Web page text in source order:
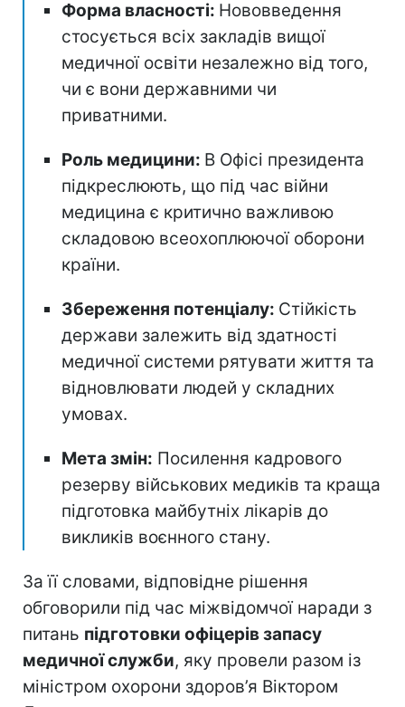
Форма власності: Нововведення
стосується всіх закладів вищої
медичної освіти незалежно від того,
чи є вони державними чи
приватними.
Роль медицини: В Офісі президента
підкреслюють, що під час війни
медицина є критично важливою
складовою всеохоплюючої оборони
країни.
Збереження потенціалу: Стійкість
держави залежить від здатності
медичної системи рятувати життя та
відновлювати людей у складних
умовах.
Мета змін: Посилення кадрового
резерву військових медиків та краща
підготовка майбутніх лікарів до
викликів воєнного стану.
За її словами, відповідне рішення
обговорили під час міжвідомчої наради з
питань підготовки офіцерів запасу
медичної служби, яку провели разом із
міністром охорони здоров’я Віктором